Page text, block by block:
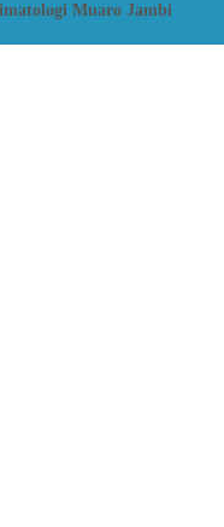
Muaro Jambi